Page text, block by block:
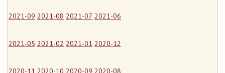
2021-09 2021-08 2021-07 2021-06
2021-05 2021-02 2021-01 2020-12
2020-11 2020-10 2020-09 2020-08